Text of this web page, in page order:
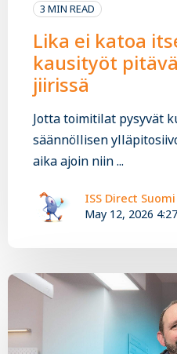
3 MIN READ
Lika ei katoa
kausityöt
jiirissä
Jotta toimitilat pysyvät
säännöllisen
aika ajoin niin ...
ISS Direct Suomi
May 12, 2026